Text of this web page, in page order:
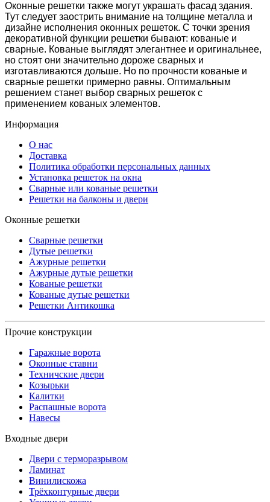
Оконные решетки также могут украшать фасад здания.
Тут следует заострить внимание на толщине металла и
дизайне исполнения оконных решеток. С точки зрения
декоративной функции решетки бывают: кованые и
сварные. Кованые выглядят элегантнее и оригинальнее,
но стоят они значительно дороже сварных и
изготавливаются дольше. Но по прочности кованые и
сварные решетки примерно равны. Оптимальным
решением станет выбор сварных решеток с
применением кованых элементов.
Информация
О нас
Доставка
Политика обработки персональных данных
Установка решеток на окна
Сварные или кованые решетки
Решетки на балконы и двери
Оконные решетки
Сварные решетки
Дутые решетки
Ажурные решетки
Ажурные дутые решетки
Кованые решетки
Кованые дутые решетки
Решетки Антикошка
Прочие конструкции
Гаражные ворота
Оконные ставни
Техничские двери
Козырьки
Калитки
Распашные ворота
Навесы
Входные двери
Двери с терморазрывом
Ламинат
Винилискожа
Трёхконтурные двери